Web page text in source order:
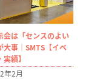
会は「センスのよい
大事｜SMTS【イベ
績】
年2月